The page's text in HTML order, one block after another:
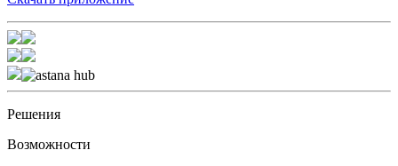
Решения
Возможности